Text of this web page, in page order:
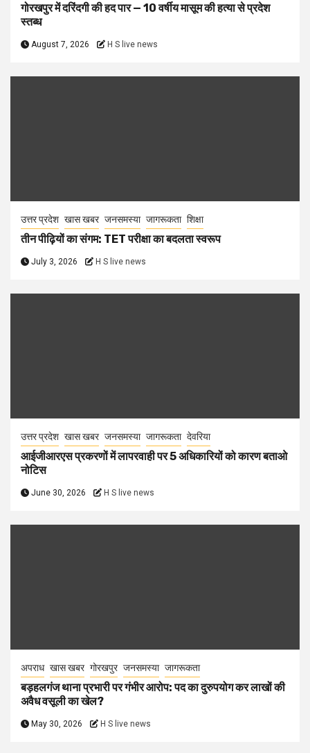
गोरखपुर में दरिंदगी की हद पार — 10 वर्षीय मासूम की हत्या से प्रदेश
स्तब्ध
August 7, 2026 H S live news
उत्तर प्रदेश खास खबर जनसमस्या जागरूकता शिक्षा
तीन पीढ़ियों का संगम: TET परीक्षा का बदलता स्वरूप
July 3, 2026 H S live news
उत्तर प्रदेश खास खबर जनसमस्या जागरूकता देवरिया
आईजीआरएस प्रकरणों में लापरवाही पर 5 अधिकारियों को कारण बताओ
नोटिस
June 30, 2026 H S live news
अपराध खास खबर गोरखपुर जनसमस्या जागरूकता
बड़हलगंज थाना प्रभारी पर गंभीर आरोप: पद का दुरुपयोग कर लाखों की
अवैध वसूली का खेल?
May 30, 2026 H S live news